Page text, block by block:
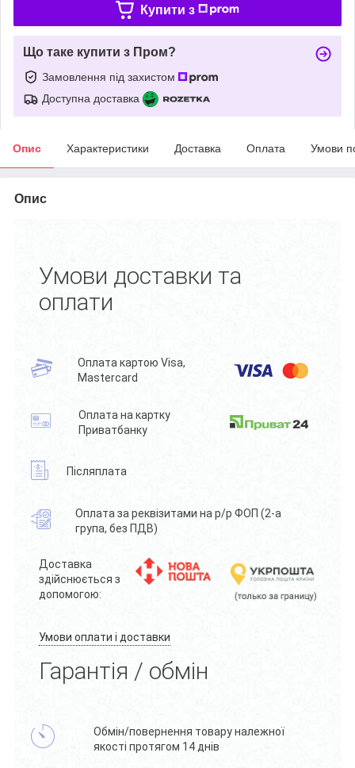
Купити з
Що таке купити з Пром?
Замовлення під захистом
Доступна доставка
Опис Характеристики Доставка Оплата Умови
Опис
Умови доставки та
оплати
Оплата картою Visa,
Mastercard
Оплата на картку
Приватбанку
Післяплата
Оплата за реквізитами на р/р ФОП (2-а
група, без ПДВ)
Доставка
здійснюється з
допомогою:
Умови оплати і доставки
Гарантія / обмін
Обмін/повернення товару належної
якості протягом 14 днів